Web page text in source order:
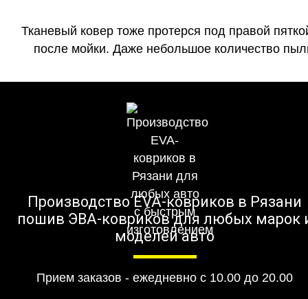
Тканевый ковер тоже протерся под правой
после мойки. Даже небольшое количество
Производство EVA-ковриков в Рязани
пошив ЭВА-ковриков для любых марок
моделей авто
Прием заказов - ежедневно с 10.00 до 20.00